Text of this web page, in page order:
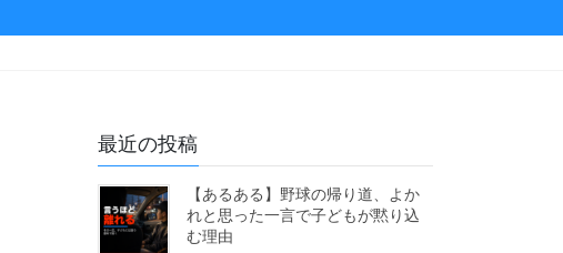
最近の投稿
【あるある】野球の帰り道、よか
れと思った一言で子どもが黙り込
む理由